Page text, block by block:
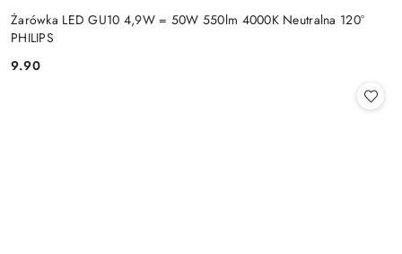
Żarówka LED GU10 4,9W = 50W 550lm 4000K Neutralna 120°
PHILIPS
Cena:
9.90